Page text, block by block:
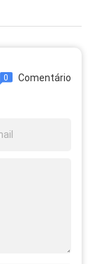
0 Comentário